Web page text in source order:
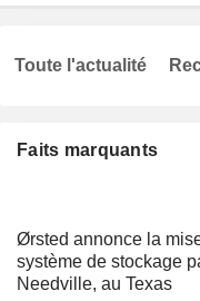
Faits marquants
Ørsted annonce la
système de stockage
Needville, au Texas
Toute l'actualité